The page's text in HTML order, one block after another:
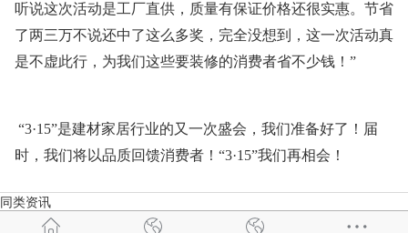
听说这次活动是工厂直供，质量有保证价格还很实惠。节省
了两三万不说还中了这么多奖，完全没想到，这一次活动真
是不虚此行，为我们这些要装修的消费者省不少钱！”
“3·15”是建材家居行业的又一次盛会，我们准备好了！届
时，我们将以品质回馈消费者！“3·15”我们再相会！
同类资讯